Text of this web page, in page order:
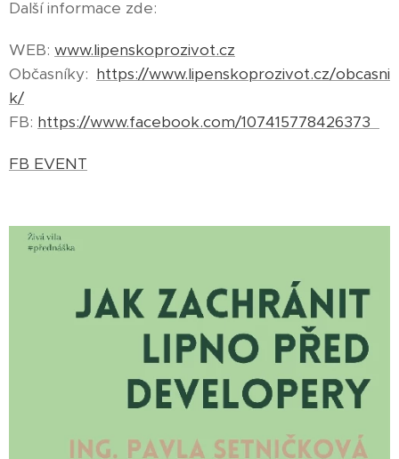
Další informace zde:
WEB: www.lipenskoprozivot.cz
Občasníky: https://www.lipenskoprozivot.cz/obcasni
k/
FB: https://www.facebook.com/107415778426373
FB EVENT